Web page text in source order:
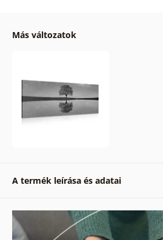
Más változatok
A termék leírása és adatai